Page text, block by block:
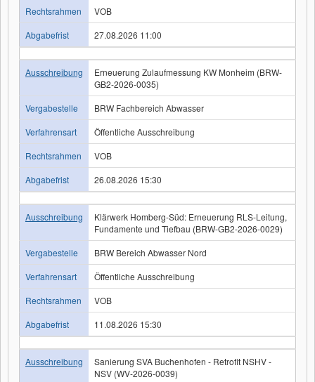
Rechtsrahmen
VOB
Abgabefrist
27.08.2026 11:00
Ausschreibung
Erneuerung Zulaufmessung KW Monheim (BRW-
GB2-2026-0035)
Vergabestelle
BRW Fachbereich Abwasser
Verfahrensart
Öffentliche Ausschreibung
Rechtsrahmen
VOB
Abgabefrist
26.08.2026 15:30
Ausschreibung
Klärwerk Homberg-Süd: Erneuerung RLS-Leitung,
Fundamente und Tiefbau (BRW-GB2-2026-0029)
Vergabestelle
BRW Bereich Abwasser Nord
Verfahrensart
Öffentliche Ausschreibung
Rechtsrahmen
VOB
Abgabefrist
11.08.2026 15:30
Ausschreibung
Sanierung SVA Buchenhofen - Retrofit NSHV -
NSV (WV-2026-0039)